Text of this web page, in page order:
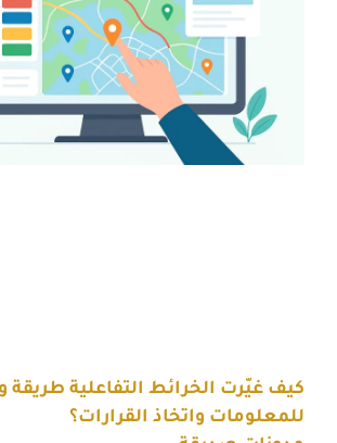
كيف غيّرت الخرائط التفاعلية طريقة
للمعلومات واتخاذ القرارات؟